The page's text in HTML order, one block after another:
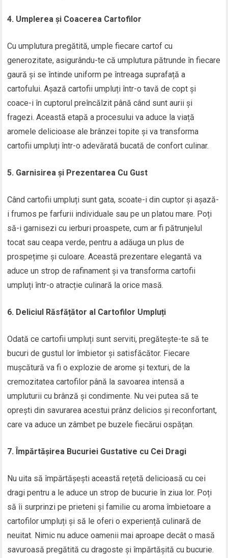
4. Umplerea și Coacerea Cartofilor
Cu umplutura pregătită, umple fiecare cartof cu
generozitate, asigurându-te că umplutura pătrunde în fiecare
gaură și se întinde uniform pe întreaga suprafață a
cartofului. Așază cartofii umpluți într-o tavă de copt și
coace-i în cuptorul preîncălzit până când sunt aurii și
fragezi. Această etapă a procesului va aduce la viață
aromele delicioase ale brânzei topite și va transforma
cartofii umpluți într-o adevărată bucată de confort culinar.
5. Garnisirea și Prezentarea Cu Gust
Când cartofii umpluți sunt gata, scoate-i din cuptor și așază-
i frumos pe farfurii individuale sau pe un platou mare. Poți
să-i garnisezi cu ierburi proaspete, cum ar fi pătrunjelul
tocat sau ceapa verde, pentru a adăuga un plus de
prospețime și culoare. Această prezentare elegantă va
aduce un strop de rafinament și va transforma cartofii
umpluți într-o atracție culinară la orice masă.
6. Deliciul Răsfățător al Cartofilor Umpluți
Odată ce cartofii umpluți sunt serviti, pregătește-te să te
bucuri de gustul lor îmbietor și satisfăcător. Fiecare
mușcătură va fi o explozie de arome și texturi, de la
cremozitatea cartofilor până la savoarea intensă a
umpluturii cu brânză și condimente. Nu vei putea să te
oprești din savurarea acestui prânz delicios și reconfortant,
care va aduce un zâmbet pe buzele fiecărui ospățan.
7. Împărtășirea Bucuriei Gustative cu Cei Dragi
Nu uita să împărtășești această rețetă delicioasă cu cei
dragi pentru a le aduce un strop de bucurie în ziua lor. Poți
să îi surprinzi pe prieteni și familie cu aroma îmbietoare a
cartofilor umpluți și să le oferi o experiență culinară de
neuitat. Nimic nu aduce oamenii mai aproape decât o masă
savuroasă pregătită cu dragoste și împărtășită cu bucurie.